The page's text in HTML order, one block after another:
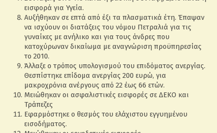
εισφορά για Υγεία.
Αυξήθηκαν σε επτά από έξι τα πλασματικά έτη. Έπαψαν
να ισχύουν οι διατάξεις του νόμου Πετραλιά για τις
γυναίκες με ανήλικο και για τους άνδρες που
κατοχύρωναν δικαίωμα με αναγνώριση προϋπηρεσίας
το 2010.
Άλλαξε ο τρόπος υπολογισμού του επιδόματος ανεργίας.
Θεσπίστηκε επίδομα ανεργίας 200 ευρώ, για
μακροχρόνια ανέργους από 22 έως 66 ετών.
Μειώθηκαν οι ασφαλιστικές εισφορές σε ΔΕΚΟ και
Τράπεζες
Εφαρμόστηκε ο θεσμός του ελάχιστου εγγυημένου
εισοδήματος.